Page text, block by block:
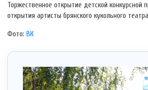
Торжественное открытие детской конкурсной
открытия артисты брянского кукольного
Фото: ВК